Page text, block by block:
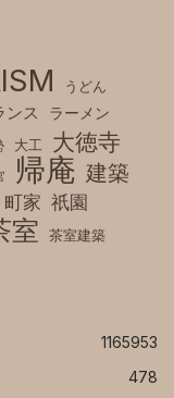
うどん
ンス ラーメン
大工 大徳寺
帰庵 建築
町家 祇園
室
茶室建築
1165953
478